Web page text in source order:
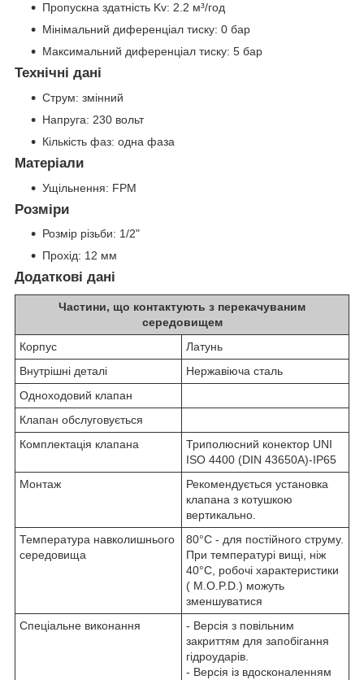
Пропускна здатність Kv: 2.2 м³/год
Мінімальний диференціал тиску: 0 бар
Максимальний диференціал тиску: 5 бар
Технічні дані
Струм: змінний
Напруга: 230 вольт
Кількість фаз: одна фаза
Матеріали
Ущільнення: FPM
Розміри
Розмір різьби: 1/2"
Прохід: 12 мм
Додаткові дані
Частини, що контактують з перекачуваним
середовищем
Корпус
Латунь
Внутрішні деталі
Нержавіюча сталь
Одноходовий клапан
Клапан обслуговується
Комплектація клапана
Триполюсний конектор UNI
ISO 4400 (DIN 43650A)-IP65
Монтаж
Рекомендується установка
клапана з котушкою
вертикально.
Температура навколишнього
середовища
80°C - для постійного струму.
При температурі вищі, ніж
40°С, робочі характеристики
( M.O.P.D.) можуть
зменшуватися
Спеціальне виконання
- Версія з повільним
закриттям для запобігання
гідроударів.
- Версія із вдосконаленням